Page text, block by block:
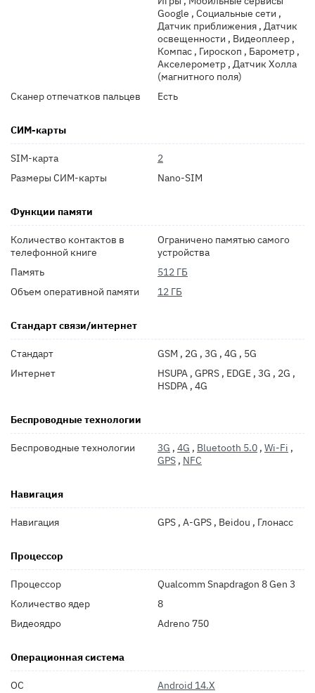
Google , Социальные сети ,
Датчик приближения , Датчик
освещенности , Видеоплеер ,
Компас , Гироскоп , Барометр ,
Акселерометр , Датчик Холла
(магнитного поля)
Сканер отпечатков пальцев
Есть
СИМ-карты
SIM-карта
2
Размеры СИМ-карты
Nano-SIM
Функции памяти
Количество контактов в
телефонной книге
Ограничено памятью самого
устройства
Память
512 ГБ
Объем оперативной памяти
12 ГБ
Стандарт связи/интернет
Стандарт
GSM , 2G , 3G , 4G , 5G
Интернет
HSUPA , GPRS , EDGE , 3G , 2G ,
HSDPA , 4G
Беспроводные технологии
Беспроводные технологии 3G , 4G , Bluetooth 5.0 , Wi-Fi ,
GPS , NFC
Навигация
Навигация GPS , A-GPS , Beidou , Глонасс
Процессор
Процессор
Qualcomm Snapdragon 8 Gen 3
Количество ядер
8
Видеоядро
Adreno 750
Операционная система
ОС Android 14.X